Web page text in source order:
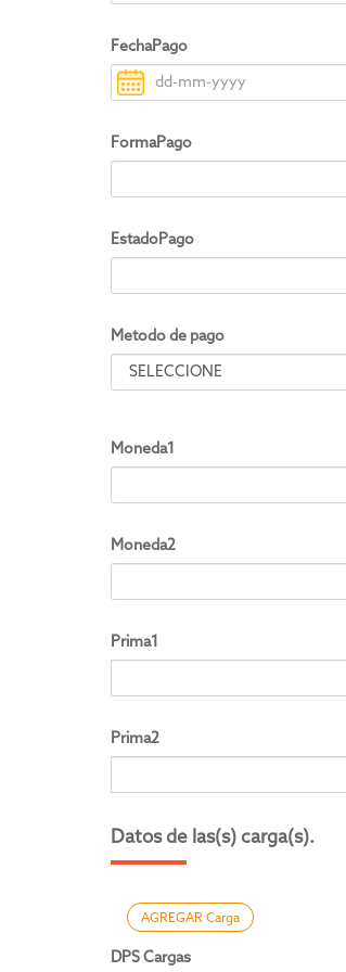
FechaPago
FormaPago
EstadoPago
Metodo de pago
Moneda1
Moneda2
Prima1
Prima2
Datos de las(s) carga(s).
AGREGAR Carga
DPS Cargas